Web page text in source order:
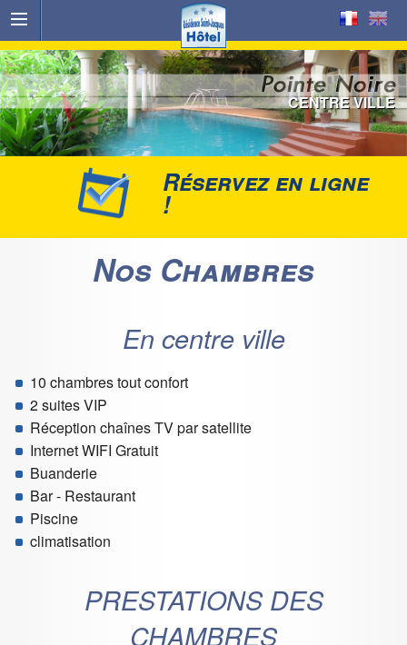
CENTRE VILLE
Réservez en ligne
!
Nos Chambres
En centre ville
10 chambres tout confort
2 suites VIP
Réception chaînes TV par satellite
Internet WIFI Gratuit
Buanderie
Bar - Restaurant
Piscine
climatisation
PRESTATIONS DES
CHAMBRES